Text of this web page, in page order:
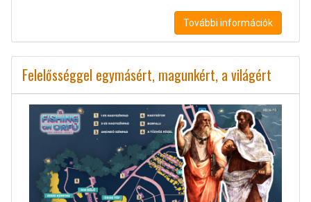
További információk
Felelősséggel egymásért, magunkért, a világért